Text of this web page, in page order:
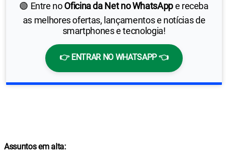
🟢 Entre noOficina da Net no WhatsAppe receba
as melhores ofertas, lançamentos e notícias de
smartphones e tecnologia!
👉 ENTRAR NO WHATSAPP 👈
Assuntos em alta: